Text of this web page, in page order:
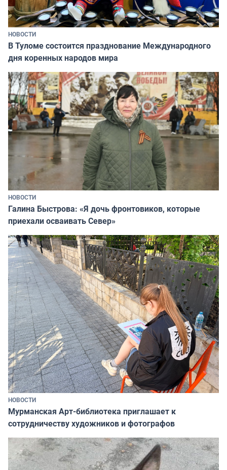
НОВОСТИ
В Туломе состоится празднование Международного
дня коренных народов мира
НОВОСТИ
Галина Быстрова: «Я дочь фронтовиков, которые
приехали осваивать Север»
НОВОСТИ
Мурманская Арт-библиотека приглашает к
сотрудничеству художников и фотографов